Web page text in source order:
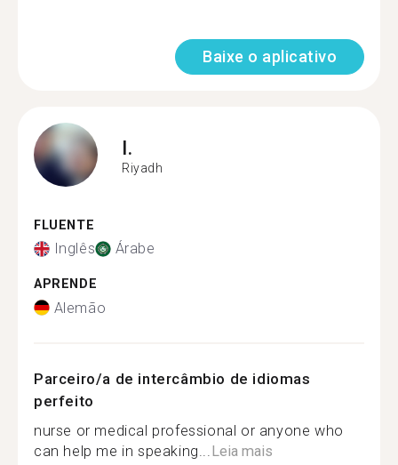
Baixe o aplicativo
I.
Riyadh
FLUENTE
Inglês Árabe
APRENDE
Alemão
Parceiro/a de intercâmbio de idiomas
perfeito
nurse or medical professional or anyone who
can help me in speaking... Leia mais